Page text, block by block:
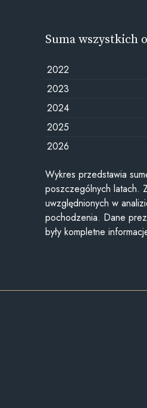
Suma wszystkich
2022
2023
2024
2025
2026
Wykres przedstawia
poszczególnych latach.
uwzględnionych w
pochodzenia. Dane
były kompletne